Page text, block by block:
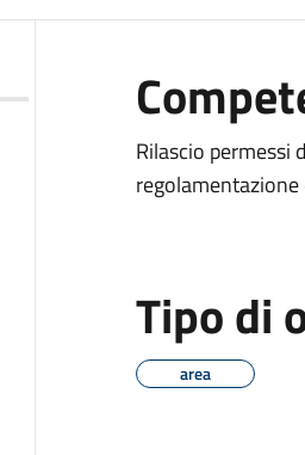
Rilascio permessi
Tipo di
area